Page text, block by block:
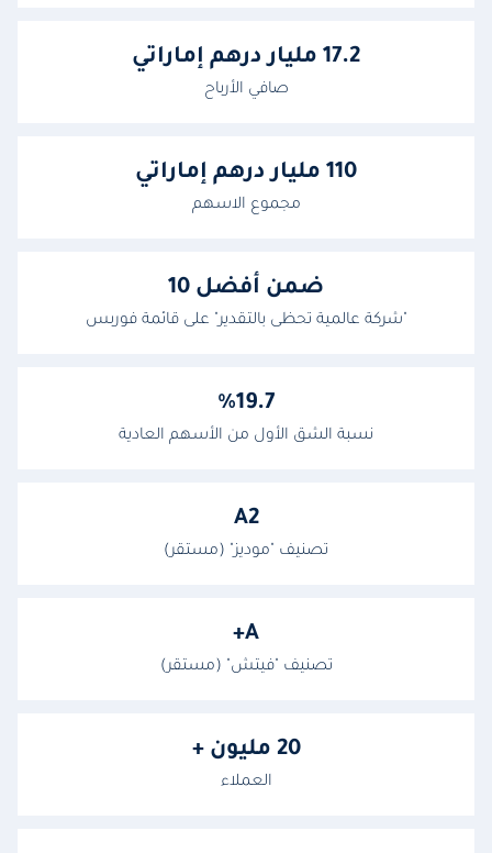
17.2 مليار درهم إماراتي
صافي الأرباح
110 مليار درهم إماراتي
مجموع الاسهم
ضمن أفضل 10
"شركة عالمية تحظى بالتقدير" على قائمة فوربس
%19.7
نسبة الشق الأول من الأسهم العادية
A2
تصنيف "موديز" (مستقر)
A+
تصنيف "فيتش" (مستقر)
20 مليون +
العملاء